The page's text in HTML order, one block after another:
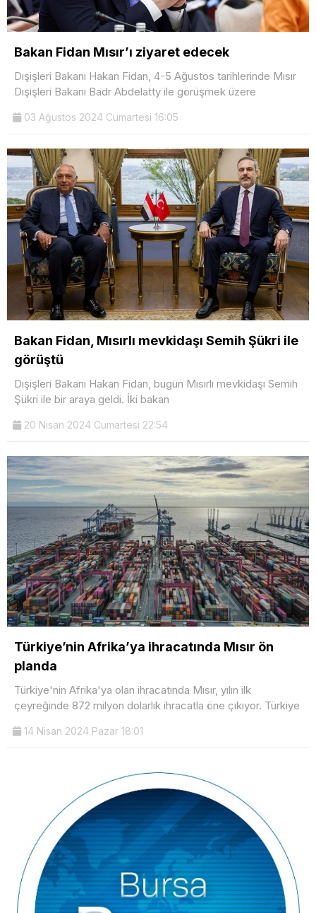
Bakan Fidan Mısır’ı ziyaret edecek
Dışişleri Bakanı Hakan Fidan, 4-5 Ağustos tarihlerinde Mısır
Dışişleri Bakanı Badr Abdelatty ile görüşmek üzere
03 Ağustos 2024 Cumartesi 16:05
Bakan Fidan, Mısırlı mevkidaşı Semih Şükri ile
görüştü
Dışişleri Bakanı Hakan Fidan, bugün Mısırlı mevkidaşı Semih
Şükri ile bir araya geldi. İki bakan
20 Nisan 2024 Cumartesi 22:54
Türkiye’nin Afrika’ya ihracatında Mısır ön
planda
Türkiye'nin Afrika'ya olan ihracatında Mısır, yılın ilk
çeyreğinde 872 milyon dolarlık ihracatla öne çıkıyor. Türkiye
14 Nisan 2024 Pazar 18:01